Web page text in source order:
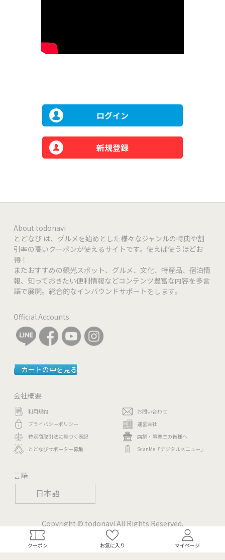
日本語
クーポン お気に入り マイページ
ログイン
新規登録
About todonavi
とどなび は、グルメを始めとした様々なジャンルの特典や割
引率の高いクーポンが使えるサイトです。使えば使うほどお
得！
またおすすめの観光スポット、グルメ、文化、特産品、宿泊情
報、知っておきたい便利情報などコンテンツ豊富な内容を多言
語で展開。総合的なインバウンドサポートをします。
Official Accounts
カートの中を見る
会社概要
利用規約
プライバシーポリシー
特定商取引法に基づく表記
とどなびサポーター募集
お問い合わせ
運営会社
店舗・事業主の皆様へ
ScanMe「デジタルメニュー」
言語
Copyright © todonavi All Rights Reserved.